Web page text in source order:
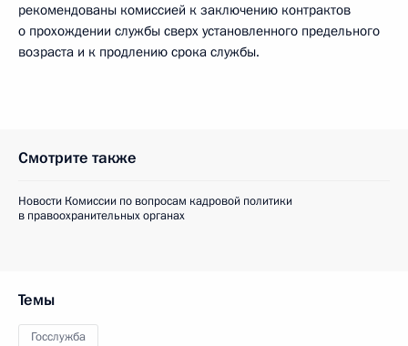
рекомендованы комиссией к заключению контрактов
о прохождении службы сверх установленного предельного
возраста и к продлению срока службы.
Смотрите также
Новости Комиссии по вопросам кадровой политики
в правоохранительных органах
Темы
Госслужба